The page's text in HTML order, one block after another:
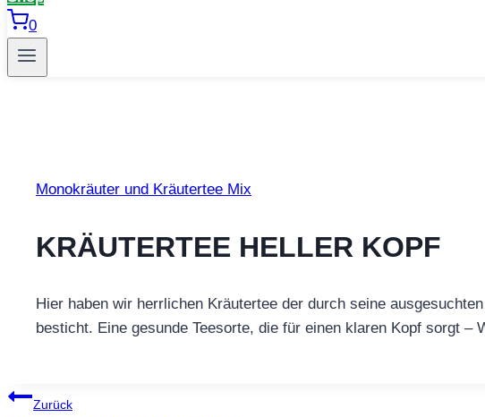
0
Monokräuter und Kräutertee Mix
KRÄUTERTEE HELLER KOPF
Hier haben wir herrlichen Kräutertee der durch seine
besticht. Eine gesunde Teesorte, die für einen klaren Kopf sorgt –
Beitragsnavigation
Zurück